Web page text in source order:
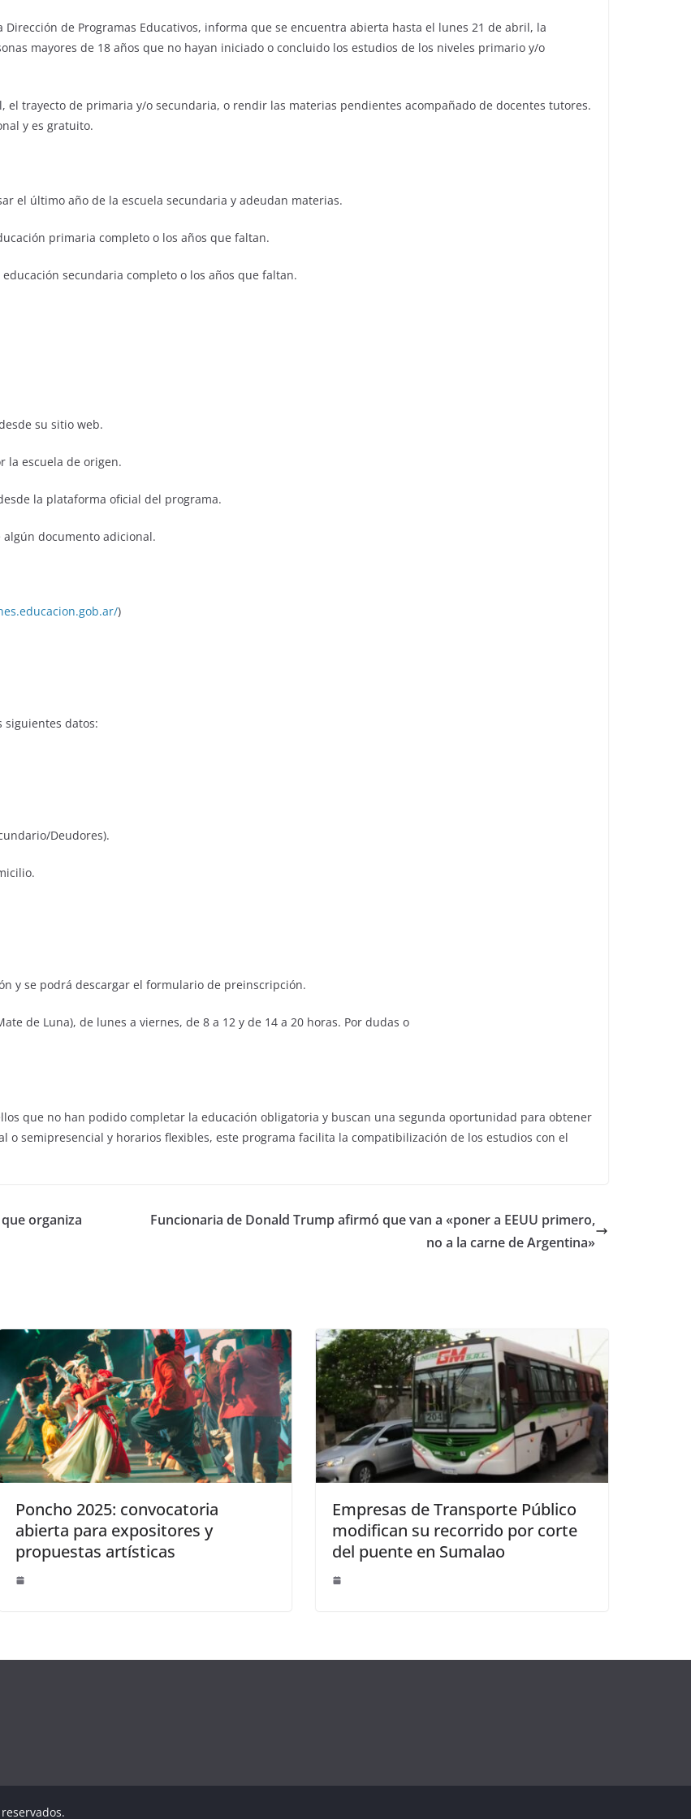
de Programas Educativos, informa que se encuentra abierta hasta el lunes 21 de abril, la
mayores de 18 años que no hayan iniciado o concluido los estudios de los niveles primario y/o
el trayecto de primaria y/o secundaria, o rendir las materias pendientes acompañado de docentes tutores.
y es gratuito.
el último año de la escuela secundaria y adeudan materias.
primaria completo o los años que faltan.
secundaria completo o los años que faltan.
su sitio web.
la escuela de origen.
la plataforma oficial del programa.
documento adicional.
)
datos:
Deudores).
se podrá descargar el formulario de preinscripción.
de Luna), de lunes a viernes, de 8 a 12 y de 14 a 20 horas. Por dudas o
que no han podido completar la educación obligatoria y buscan una segunda oportunidad para obtener
o semipresencial y horarios flexibles, este programa facilita la compatibilización de los estudios con el
organiza
Funcionaria de Donald Trump afirmó que van a «poner a EEUU primero,
no a la carne de Argentina»
Poncho 2025: convocatoria
abierta para expositores y
propuestas artísticas
Empresas de Transporte Público
modifican su recorrido por corte
del puente en Sumalao